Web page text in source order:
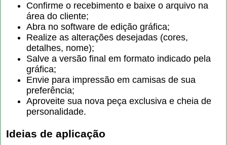
Confirme o recebimento e baixe o arquivo na
área do cliente;
Abra no software de edição gráfica;
Realize as alterações desejadas (cores,
detalhes, nome);
Salve a versão final em formato indicado pela
gráfica;
Envie para impressão em camisas de sua
preferência;
Aproveite sua nova peça exclusiva e cheia de
personalidade.
Ideias de aplicação